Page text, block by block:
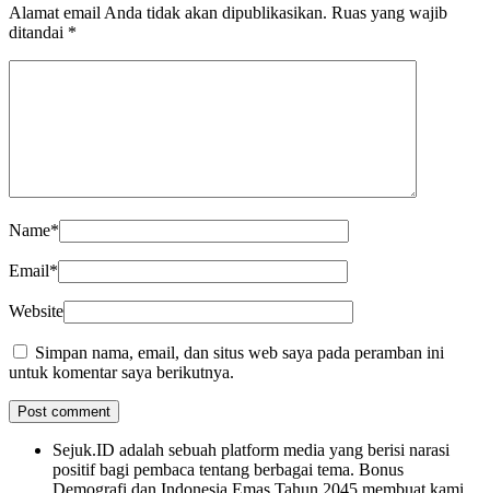
Alamat email Anda tidak akan dipublikasikan. Ruas yang wajib
ditandai *
Name*
Email*
Website
Simpan nama, email, dan situs web saya pada peramban ini
untuk komentar saya berikutnya.
Sejuk.ID adalah sebuah platform media yang berisi narasi
positif bagi pembaca tentang berbagai tema. Bonus
Demografi dan Indonesia Emas Tahun 2045 membuat kami